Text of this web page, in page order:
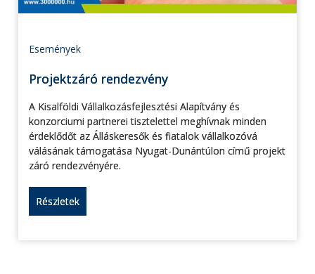
Események
Projektzáró rendezvény
A Kisalföldi Vállalkozásfejlesztési Alapítvány és
konzorciumi partnerei tisztelettel meghívnak minden
érdeklődőt az Álláskeresők és fiatalok vállalkozóvá
válásának támogatása Nyugat-Dunántúlon című projekt
záró rendezvényére.
Részletek